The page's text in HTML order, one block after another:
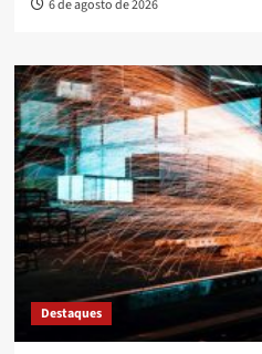
6 de agosto de 2026
Destaques